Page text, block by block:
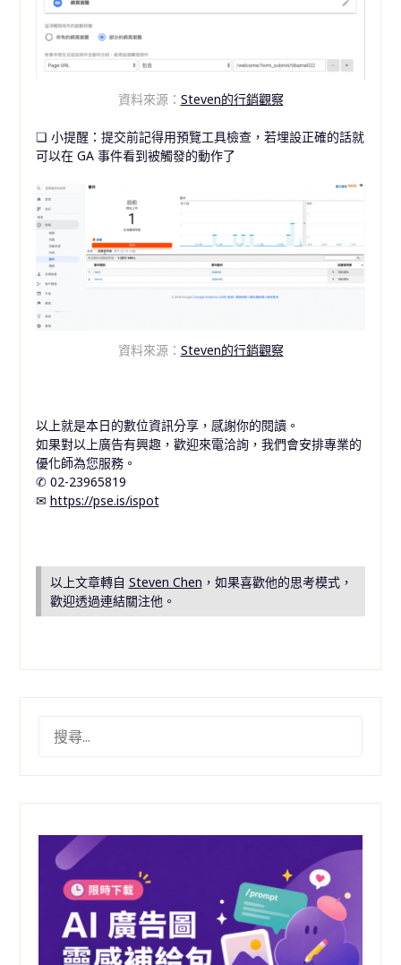
資料來源： Steven的行銷觀察
❏ 小提醒：提交前記得用預覽工具檢查，若埋設正確的話就
可以在 GA 事件看到被觸發的動作了
資料來源： Steven的行銷觀察
以上就是本日的數位資訊分享，感謝你的閱讀。
如果對以上廣告有興趣，歡迎來電洽詢，我們會安排專業的
優化師為您服務。
✆ 02-23965819
✉︎ https://pse.is/ispot
以上文章轉自 Steven Chen ，如果喜歡他的思考模式，
歡迎透過連結關注他。